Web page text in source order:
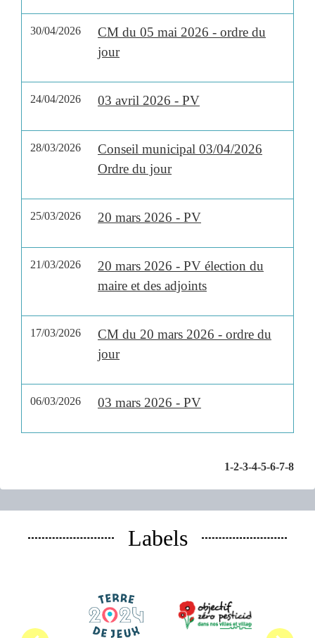
30/04/2026
CM du 05 mai 2026 - ordre du
jour
24/04/2026 03 avril 2026 - PV
28/03/2026
Conseil municipal 03/04/2026
Ordre du jour
25/03/2026 20 mars 2026 - PV
21/03/2026
20 mars 2026 - PV élection du
maire et des adjoints
17/03/2026
CM du 20 mars 2026 - ordre du
jour
06/03/2026 03 mars 2026 - PV
1-2-3-4-5-6-7-8
Labels